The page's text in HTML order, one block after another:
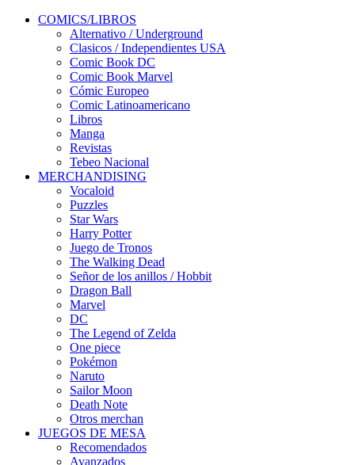
COMICS/LIBROS
Alternativo / Underground
Clasicos / Independientes USA
Comic Book DC
Comic Book Marvel
Cómic Europeo
Comic Latinoamericano
Libros
Manga
Revistas
Tebeo Nacional
MERCHANDISING
Vocaloid
Puzzles
Star Wars
Harry Potter
Juego de Tronos
The Walking Dead
Señor de los anillos / Hobbit
Dragon Ball
Marvel
DC
The Legend of Zelda
One piece
Pokémon
Naruto
Sailor Moon
Death Note
Otros merchan
JUEGOS DE MESA
Recomendados
Avanzados